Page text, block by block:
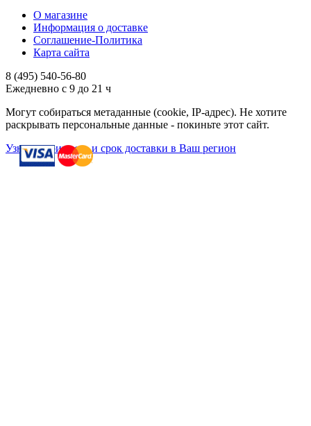
О магазине
Информация о доставке
Соглашение-Политика
Карта сайта
8 (495) 540-56-80
Ежедневно с 9 до 21 ч
Могут собираться метаданные (cookie, IP-адрес). Не хотите
раскрывать персональные данные - покиньте этот сайт.
Узнать стоимость и срок доставки в Ваш регион